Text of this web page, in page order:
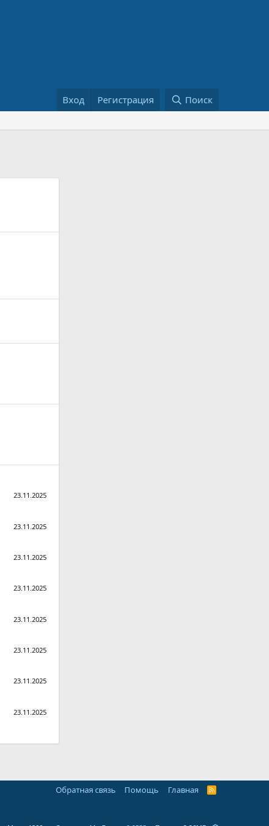
Вход Регистрация Поиск
23.11.2025
23.11.2025
23.11.2025
23.11.2025
23.11.2025
23.11.2025
23.11.2025
23.11.2025
Обратная связь Помощь Главная
R